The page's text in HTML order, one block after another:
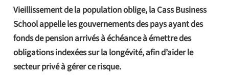
Vieillissement de la population oblige, la Cass Business
School appelle les gouvernements des pays ayant des
fonds de pension arrivés à échéance à émettre des
obligations indexées sur la longévité, afin d’aider le
secteur privé à gérer ce risque.